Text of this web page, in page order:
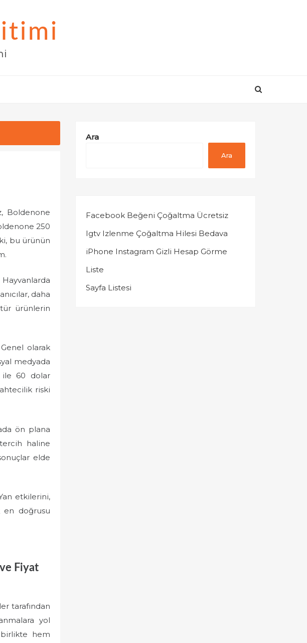
Boldenone
250
bu ürünün
daha
ürünlerin
olarak
medyada
ile 60 dolar
riski
ön plana
haline
elde
etkilerini,
en doğrusu
Fiyat
tarafından
yol
birlikte hem
Ara
Ara
Facebook Beğeni Çoğaltma Ücretsiz
Igtv Izlenme Çoğaltma Hilesi Bedava
iPhone Instagram Gizli Hesap Görme
Liste
Sayfa Listesi